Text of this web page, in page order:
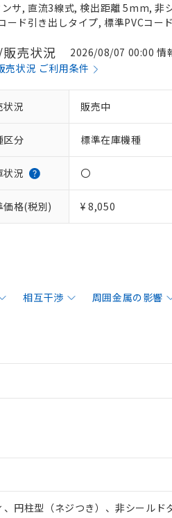
サ, 直流3線式, 検出距離 5mm, 非
ード引き出しタイプ, 標準PVCコー
売状況
2026/08/07 00:00 情
売状況 ご利用条件
状況 販売中
区分 標準在庫機種
状況 〇
価格(税別) ¥ 8,050
相互干渉 周囲金属の影響
、円柱型（ネジつき）、非シールド